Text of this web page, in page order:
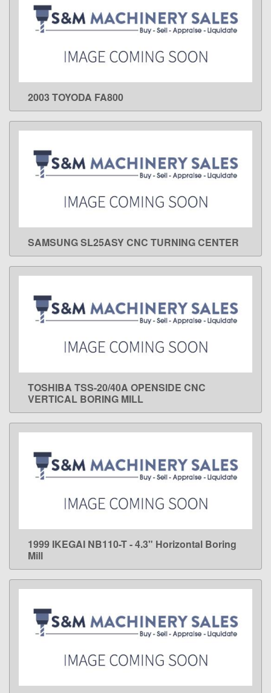
LEARN MORE
2003 TOYODA FA800
LEARN MORE
SAMSUNG SL25ASY CNC TURNING CENTER
LEARN MORE
TOSHIBA TSS-20/40A OPENSIDE CNC
VERTICAL BORING MILL
LEARN MORE
1999 IKEGAI NB110-T - 4.3" Horizontal Boring
Mill